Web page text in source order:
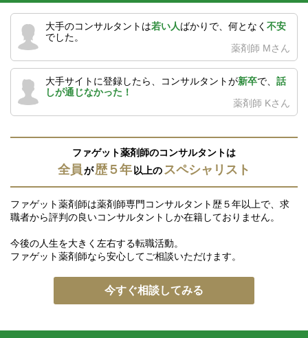
大手のコンサルタントは若い人ばかりで、何となく 不安
でした。
薬剤師 Mさん
大手サイトに登録したら、コンサルタントが新卒で、 話
しが通じなかった！
薬剤師 Kさん
ファゲット薬剤師のコンサルタントは
全員が歴５年 以上の スペシャリスト
ファゲット薬剤師は薬剤師専門コンサルタント歴５年以上で、求
職者から評判の良いコンサルタントしか在籍しておりません。
今後の人生を大きく左右する転職活動。
ファゲット薬剤師なら安心してご相談いただけます。
今すぐ相談してみる